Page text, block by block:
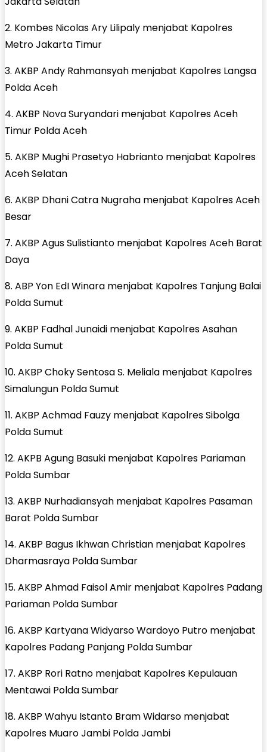
2. Kombes Nicolas Ary Lilipaly menjabat Kapolres
Metro Jakarta Timur
3. AKBP Andy Rahmansyah menjabat Kapolres Langsa
Polda Aceh
4. AKBP Nova Suryandari menjabat Kapolres Aceh
Timur Polda Aceh
5. AKBP Mughi Prasetyo Habrianto menjabat Kapolres
Aceh Selatan
6. AKBP Dhani Catra Nugraha menjabat Kapolres Aceh
Besar
7. AKBP Agus Sulistianto menjabat Kapolres Aceh Barat
Daya
8. ABP Yon EdI Winara menjabat Kapolres Tanjung Balai
Polda Sumut
9. AKBP Fadhal Junaidi menjabat Kapolres Asahan
Polda Sumut
10. AKBP Choky Sentosa S. Meliala menjabat Kapolres
Simalungun Polda Sumut
11. AKBP Achmad Fauzy menjabat Kapolres Sibolga
Polda Sumut
12. AKPB Agung Basuki menjabat Kapolres Pariaman
Polda Sumbar
13. AKBP Nurhadiansyah menjabat Kapolres Pasaman
Barat Polda Sumbar
14. AKBP Bagus Ikhwan Christian menjabat Kapolres
Dharmasraya Polda Sumbar
15. AKBP Ahmad Faisol Amir menjabat Kapolres Padang
Pariaman Polda Sumbar
16. AKBP Kartyana Widyarso Wardoyo Putro menjabat
Kapolres Padang Panjang Polda Sumbar
17. AKBP Rori Ratno menjabat Kapolres Kepulauan
Mentawai Polda Sumbar
18. AKBP Wahyu Istanto Bram Widarso menjabat
Kapolres Muaro Jambi Polda Jambi